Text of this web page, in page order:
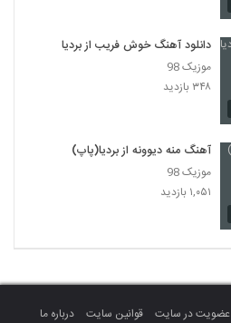
دانلود آهنگ خوش فریب از بردیا
موزیک 98
۳۴۸ بازدید
آهنگ منه دیوونه از بردیا(پاپ)
موزیک 98
۱,۰۵۱ بازدید
عضویت در سایت قوانین سایت درباره ما